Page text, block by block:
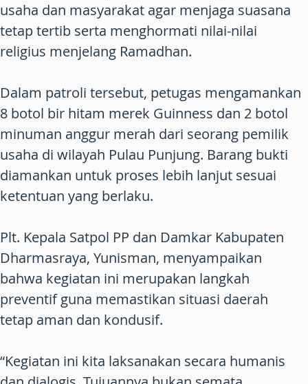
usaha dan masyarakat agar menjaga suasana
tetap tertib serta menghormati nilai-nilai
religius menjelang Ramadhan.
Dalam patroli tersebut, petugas mengamankan
8 botol bir hitam merek Guinness dan 2 botol
minuman anggur merah dari seorang pemilik
usaha di wilayah Pulau Punjung. Barang bukti
diamankan untuk proses lebih lanjut sesuai
ketentuan yang berlaku.
Plt. Kepala Satpol PP dan Damkar Kabupaten
Dharmasraya, Yunisman, menyampaikan
bahwa kegiatan ini merupakan langkah
preventif guna memastikan situasi daerah
tetap aman dan kondusif.
“Kegiatan ini kita laksanakan secara humanis